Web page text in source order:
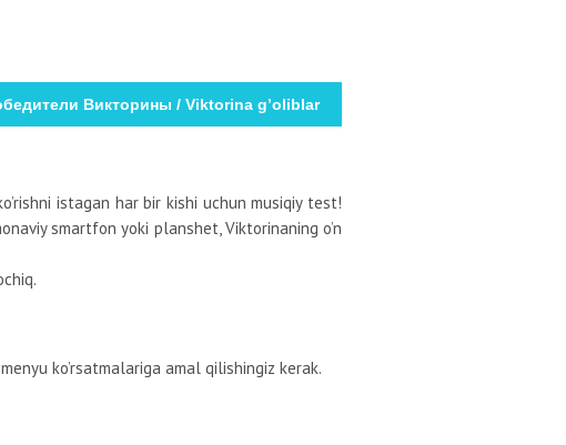
Викторины / Viktorina g’oliblar
istagan har bir kishi uchun musiqiy test!
smartfon yoki planshet, Viktorinaning o’n
ko’rsatmalariga amal qilishingiz kerak.